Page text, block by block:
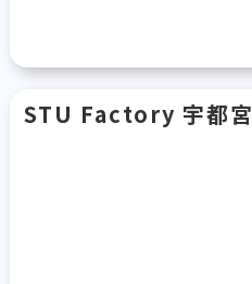
STU Factory 宇都宮